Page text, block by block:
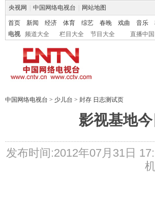
央视网 中国网络电视台 网站地图
首页 新闻 经济 体育 综艺 春晚 戏曲 音乐
电视
频道大全 栏目大全 节目大全 直播中国
中国网络电视台 > 少儿台 > 封存 日志测试页
影视基地
发布时间:2012年07月31日